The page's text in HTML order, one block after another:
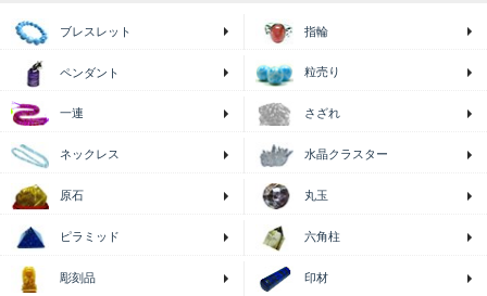
ブレスレット 指輪
ペンダント 粒売り
一連 さざれ
ネックレス 水晶クラスター
原石 丸玉
ピラミッド 六角柱
彫刻品 印材